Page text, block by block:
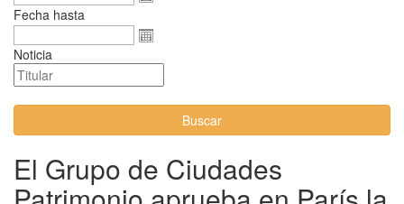
Fecha hasta
Noticia
Buscar
El Grupo de Ciudades